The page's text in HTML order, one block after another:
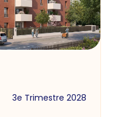
3e Trimestre 2028